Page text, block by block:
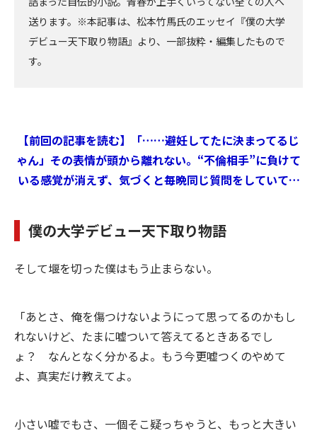
送ります。※本記事は、松本竹馬氏のエッセイ『僕の大学
デビュー天下取り物語』より、一部抜粋・編集したもので
す。
【前回の記事を読む】「……避妊してたに決まってるじ
ゃん」その表情が頭から離れない。“不倫相手”に負けて
いる感覚が消えず、気づくと毎晩同じ質問をしていて…
僕の大学デビュー天下取り物語
そして堰を切った僕はもう止まらない。
「あとさ、俺を傷つけないようにって思ってるのかもし
れないけど、たまに嘘ついて答えてるときあるでし
ょ？ なんとなく分かるよ。もう今更嘘つくのやめて
よ、真実だけ教えてよ。
小さい嘘でもさ、一個そこ疑っちゃうと、もっと大きい